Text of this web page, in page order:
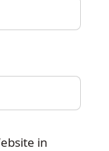
in